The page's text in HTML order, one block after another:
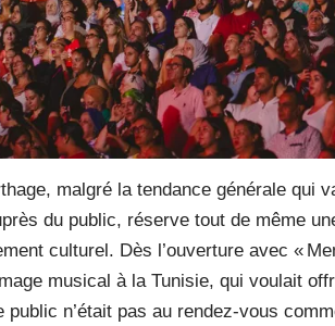
malgré la tendance générale qui
du public, réserve tout de même
culturel. Dès l’ouverture avec «
musical à la Tunisie, qui voulait
n’était pas au rendez-vous